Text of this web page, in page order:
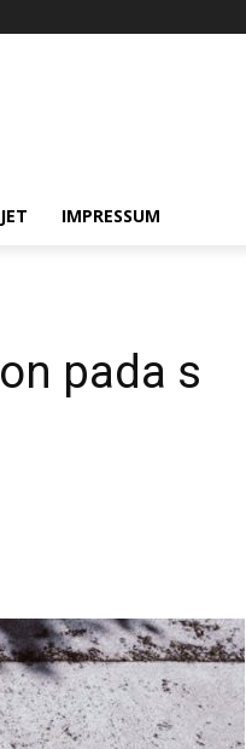
IMPRESSUM
pada s